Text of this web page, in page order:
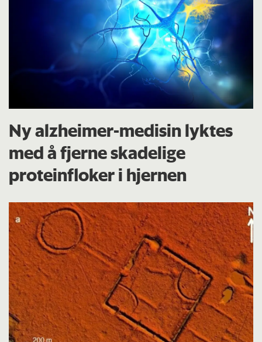
Ny alzheimer-medisin lyktes
med å fjerne skadelige
proteinfloker i hjernen